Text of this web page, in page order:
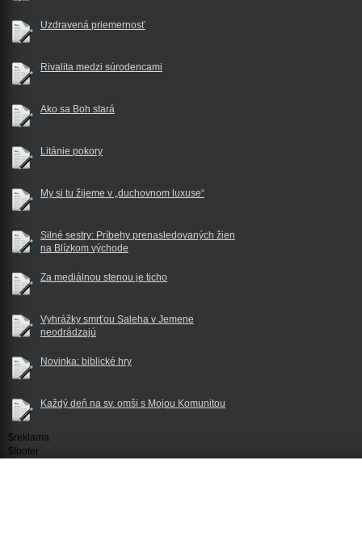
Uzdravená priemernosť
Rivalita medzi súrodencami
Ako sa Boh stará
Litánie pokory
My si tu žijeme v „duchovnom luxuse“
Silné sestry: Príbehy prenasledovaných žien
na Blízkom východe
Za mediálnou stenou je ticho
Vyhrážky smrťou Saleha v Jemene
neodrádzajú
Novinka: biblické hry
Každý deň na sv. omši s Mojou Komunitou
$reklama
$footer